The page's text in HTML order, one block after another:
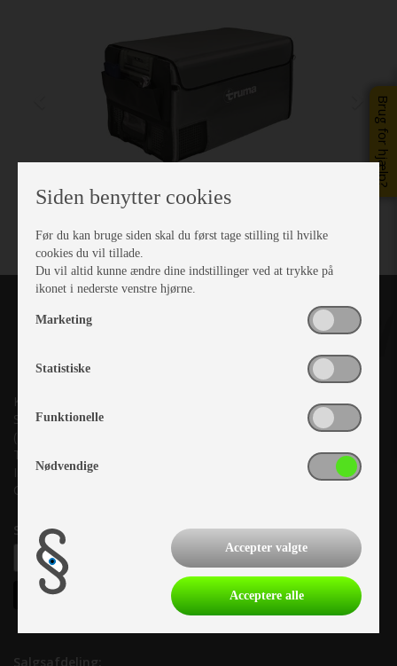
Brug for hjælp?
Kronjyllands Camping Center A/S
Suderholmen 10, 8960 Randers SØ
(Lige ud til Grenåvej)
Tlf. +45 87 10 98 70
Info@as-kcc.dk
CVR: 33 38 77 33
Samtykke til nyhedsbrev
Salgsafdeling:
Siden benytter cookies
Før du kan bruge siden skal du først tage stilling til hvilke
cookies du vil tillade.
Du vil altid kunne ændre dine indstillinger ved at trykke på
ikonet i nederste venstre hjørne.
Marketing
Statistiske
Funktionelle
Nødvendige
Accepter valgte
Acceptere alle